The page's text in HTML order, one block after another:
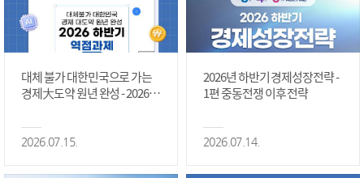
대체 불가 대한민국으로 가는
경제大도약 원년 완성 - 2026 하
2026.07.15.
2026년 하반기 경제성장전략 -
1편 중동전쟁 이후 전략
2026.07.14.